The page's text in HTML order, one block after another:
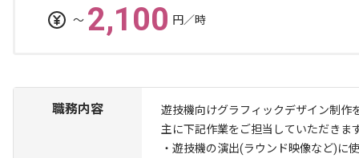
〜 2,100 円／時
職務内容
遊技機向けグラフィックデザイン制作
主に下記作業をご担当していただきま
・遊技機の演出(ラウンド映像など)に